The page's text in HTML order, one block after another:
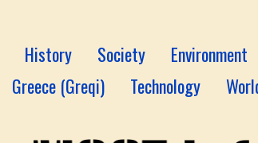
History Society Environment
Greece (Greqi) Technology